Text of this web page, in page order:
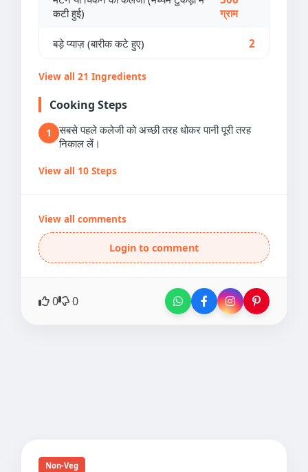
कटी हुई)
ग्राम
बड़े प्याज़ (बारीक कटे हुए) 2
View all 21 Ingredients
Cooking Steps
1
सबसे पहले कलेजी को अच्छी तरह धोकर पानी पूरी तरह
निकाल लें।
View all 10 Steps
View all comments
Login to comment
0 0
Non-Veg